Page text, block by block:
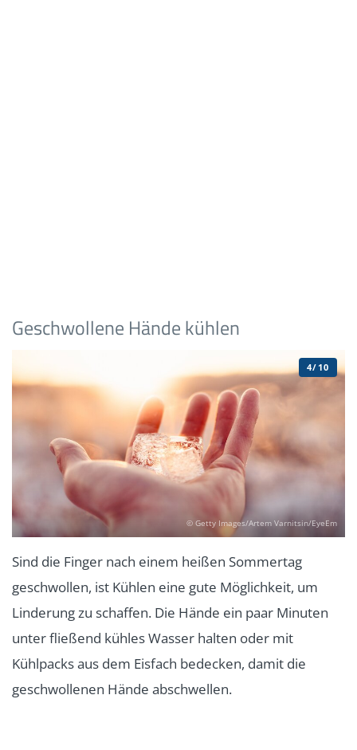
Geschwollene Hände kühlen
© Getty Images/Artem Varnitsin/EyeEm
4/10
Sind die Finger nach einem heißen Sommertag
geschwollen, ist Kühlen eine gute Möglichkeit, um
Linderung zu schaffen. Die Hände ein paar Minuten
unter fließend kühles Wasser halten oder mit
Kühlpacks aus dem Eisfach bedecken, damit die
geschwollenen Hände abschwellen.